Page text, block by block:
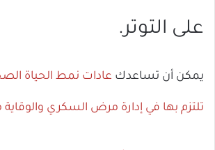
على التوتر.
يمكن أن تساعدك عادات نمط الحياة
تلتزم بها في إدارة مرض السكري